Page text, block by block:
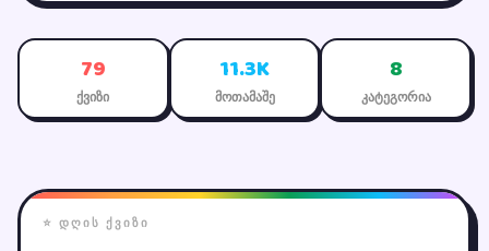
79
ქვიზი
11.3K
მოთამაშე
8
კატეგორია
⭐ ᲓᲦᲘᲡ ᲥᲕᲘᲖᲘ